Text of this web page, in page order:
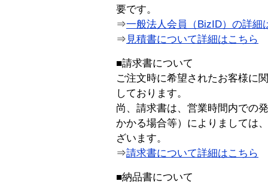
要です。
⇒一般法人会員（BizID）の詳細
⇒ 見積書について詳細はこちら
■請求書について
ご注文時に希望されたお客様に
しております。
尚、請求書は、営業時間内での
かかる場合等）によりましては
ざいます。
⇒請求書について詳細はこちら
■納品書について